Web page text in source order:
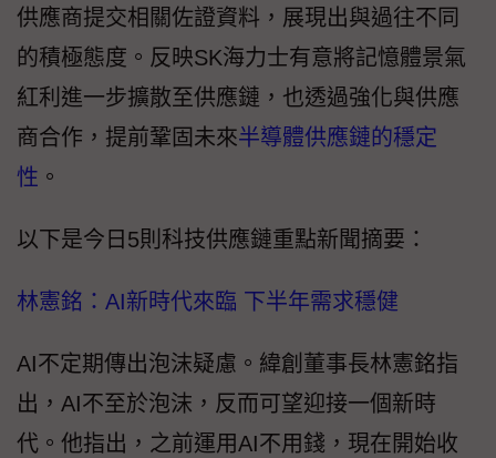
供應商提交相關佐證資料，展現出與過往不同
的積極態度。反映SK海力士有意將記憶體景氣
紅利進一步擴散至供應鏈，也透過強化與供應
商合作，提前鞏固未來半導體供應鏈的穩定
性 。
以下是今日5則科技供應鏈重點新聞摘要：
林憲銘：AI新時代來臨 下半年需求穩健
AI不定期傳出泡沫疑慮。緯創董事長林憲銘指
出，AI不至於泡沫，反而可望迎接一個新時
代。他指出，之前運用AI不用錢，現在開始收